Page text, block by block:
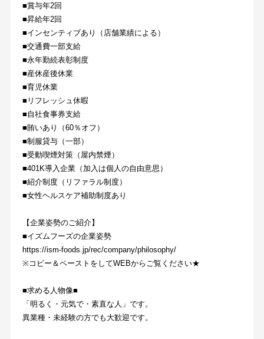
■賞与年2回
■昇給年2回
■インセンティブあり（店舗業績による）
■交通費一部支給
■永年勤続表彰制度
■産休産後休業
■育児休業
■リフレッシュ休暇
■自社食事券支給
■賄いあり（60％オフ）
■制服貸与（一部）
■受動喫煙対策（屋内禁煙）
■401K導入企業（加入は個人の自由意思）
■紹介制度（リファラル制度）
■女性ヘルスケア補助制度あり
【企業姿勢のご紹介】
■イズムフーズの企業姿勢
https://ism-foods.jp/rec/company/philosophy/
※コピー＆ペーストをしてWEBからご覧ください★
■求める人物像■
「明るく・元気で・素直な人」です。
異業種・未経験の方でも大歓迎です。